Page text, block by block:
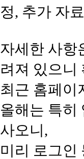
정, 추가 자
자세한 사항
려져 있으니
최근 홈페이
올해는 특히
사오니,
미리 로그인